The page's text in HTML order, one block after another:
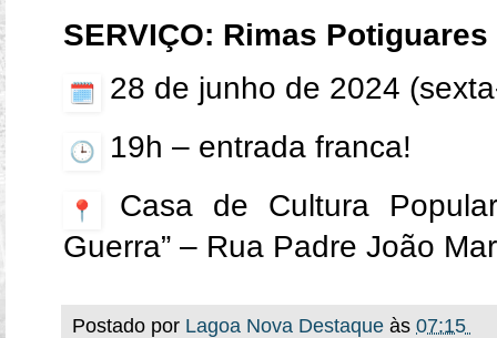
SERVIÇO: Rimas
28 de junho de 2024
19h – entrada franca!
Casa de Cultura
Guerra” – Rua Padre João
Postado por Lagoa Nova Destaque às 07:15